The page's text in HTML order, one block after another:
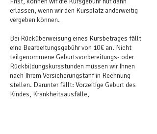
erlassen, wenn wir den Kursplatz anderweitig
vergeben können.
Bei Rücküberweisung eines Kursbetrages fällt
eine Bearbeitungsgebühr von 10€ an. Nicht
teilgenommene Geburtsvorbereitungs- oder
Rückbildungskursstunden müssen wir Ihnen
nach Ihrem Versicherungstarif in Rechnung
stellen. Darunter fällt: Vorzeitige Geburt des
Kindes, Krankheitsausfälle,